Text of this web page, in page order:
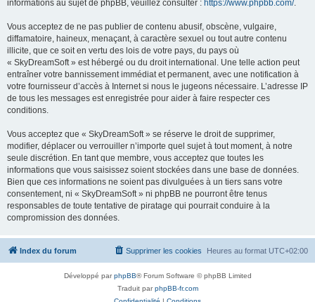
informations au sujet de phpBB, veuillez consulter : https://www.phpbb.com/.
Vous acceptez de ne pas publier de contenu abusif, obscène, vulgaire,
diffamatoire, haineux, menaçant, à caractère sexuel ou tout autre contenu
illicite, que ce soit en vertu des lois de votre pays, du pays où
« SkyDreamSoft » est hébergé ou du droit international. Une telle action peut
entraîner votre bannissement immédiat et permanent, avec une notification à
votre fournisseur d’accès à Internet si nous le jugeons nécessaire. L’adresse IP
de tous les messages est enregistrée pour aider à faire respecter ces
conditions.
Vous acceptez que « SkyDreamSoft » se réserve le droit de supprimer,
modifier, déplacer ou verrouiller n’importe quel sujet à tout moment, à notre
seule discrétion. En tant que membre, vous acceptez que toutes les
informations que vous saisissez soient stockées dans une base de données.
Bien que ces informations ne soient pas divulguées à un tiers sans votre
consentement, ni « SkyDreamSoft » ni phpBB ne pourront être tenus
responsables de toute tentative de piratage qui pourrait conduire à la
compromission des données.
Index du forum Heures au format UTC+02:00
Supprimer les cookies
Développé parphpBB® Forum Software © phpBB Limited
Traduit parphpBB-fr.com